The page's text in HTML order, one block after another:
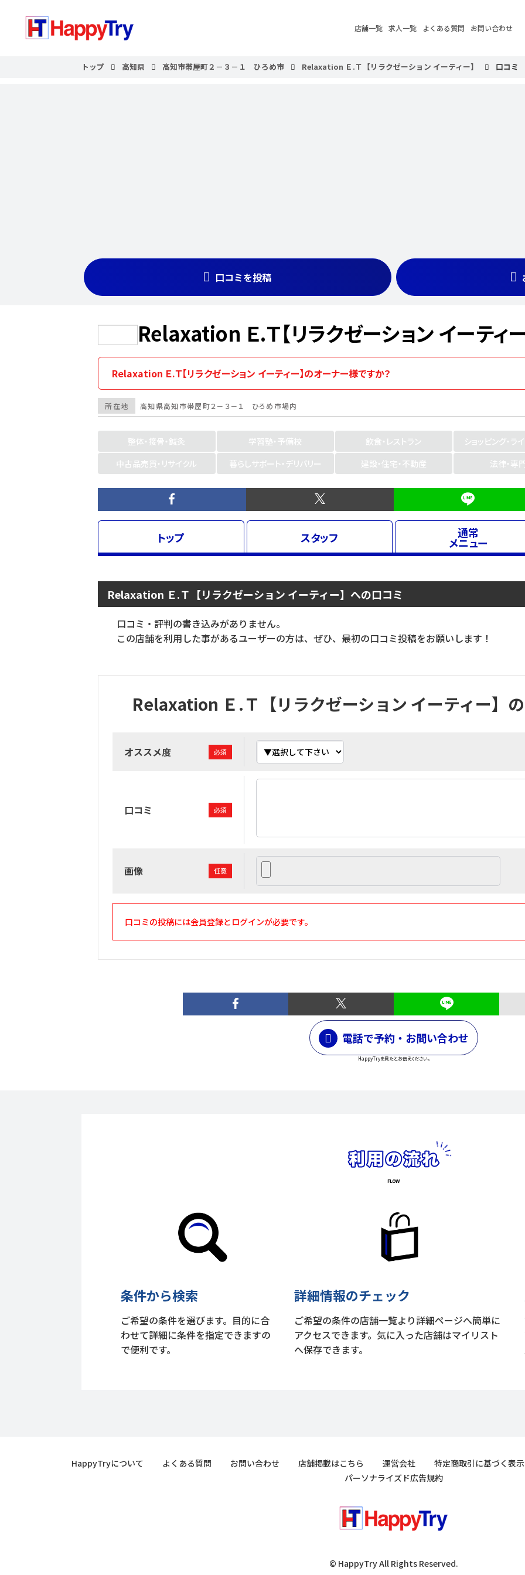
店舗一覧 求人一覧 よくある質問 お問い合わせ
トップ 高知県 高知市帯屋町２－３－１ ひろめ市 Relaxation Ｅ.Ｔ【リラクゼーション イーティー】 口コミ
口コミを投稿
Relaxation Ｅ.Ｔ【リラクゼーション イーティ
Relaxation Ｅ.Ｔ【リラクゼーション イーティー】のオーナー様ですか？
所在地 高知県高知市帯屋町２－３－１ ひろめ市場内
整体・接骨・鍼灸 学習塾・予備校 飲食・レストラン
ショッピング・ラ
中古品売買・リサイクル
暮らしサポート・デリバリー 建設・住宅・不動産 法律・専
トップ スタッフ 通常
メニュー
Relaxation Ｅ.Ｔ【リラクゼーション イーティー】への口コミ
口コミ・評判の書き込みがありません。
この店舗を利用した事があるユーザーの方は、ぜひ、最初の口コミ投稿をお願いします！
Relaxation Ｅ.Ｔ【リラクゼーション イーティー】
オススメ度 必須
口コミ 必須
画像 任意
口コミの投稿には会員登録とログインが必要です。
電話で予約・お問い合わせ
HappyTryを見たとお伝えください。
条件から検索
ご希望の条件を選びます。目的に合
わせて詳細に条件を指定できますの
で便利です。
詳細情報のチェック
ご希望の条件の店舗一覧より詳細ページへ簡単に
アクセスできます。気に入った店舗はマイリスト
へ保存できます。
HappyTryについて よくある質問 お問い合わせ 店舗掲載はこちら 運営会社
特定商取引に基づく表示
パーソナライズド広告規約
© HappyTry All Rights Reserved.